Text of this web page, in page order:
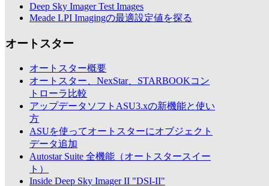
Deep Sky Imager Test Images
Meade LPI Imagingの最適設定値を探る
オートスター
オートスター概要
オートスター、NexStar、STARBOOKコン
トローラ比較
アップデータソフトASU3.xの新機能と使い
方
ASUを使ってオートスターにオブジェクト
データ追加
Autostar Suite 全機能（オートスタースイー
ト）
Inside Deep Sky Imager II "DSI-II"